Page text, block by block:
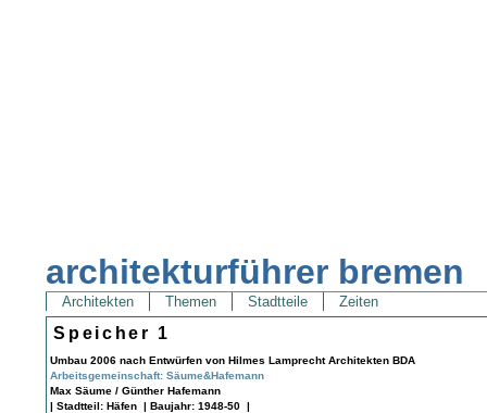
architekturführer bremen
Architekten Themen Stadtteile Zeiten
Speicher 1
Umbau 2006 nach Entwürfen von Hilmes Lamprecht Architekten BDA
Arbeitsgemeinschaft: Säume&Hafemann
Max Säume / Günther Hafemann
| Stadtteil: Häfen | Baujahr: 1948-50 |